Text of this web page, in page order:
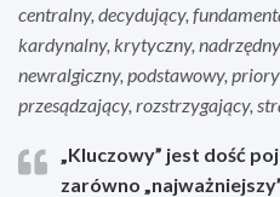
centralny, decydujący,
kardynalny, krytyczny,
newralgiczny, podstawowy,
przesądzający, rozstrzygający,
„Kluczowy” jest dość
zarówno